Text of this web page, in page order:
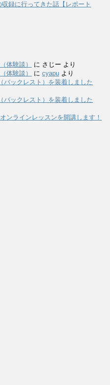
録に行ってきた話【レポート
体験談） に さじー より
体験談）
に cyapu より
バックレスト）を装着しました
バックレスト）を装着しました
ンラインレッスンを開講します！